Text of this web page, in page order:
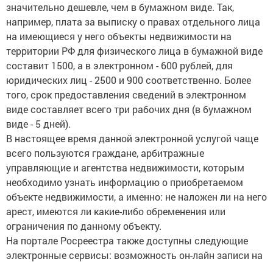
значительно дешевле, чем в бумажном виде. Так,
например, плата за выписку о правах отдельного лица
на имеющиеся у него объекты недвижимости на
территории РФ для физического лица в бумажной виде
составит 1500, а в электронном - 600 рублей, для
юридических лиц - 2500 и 900 соответственно. Более
того, срок предоставления сведений в электронном
виде составляет всего три рабочих дня (в бумажном
виде - 5 дней).
В настоящее время данной электронной услугой чаще
всего пользуются граждане, арбитражные
управляющие и агентства недвижимости, которым
необходимо узнать информацию о приобретаемом
объекте недвижимости, а именно: не наложен ли на него
арест, имеются ли какие-либо обременения или
ограничения по данному объекту.
На портале Росреестра также доступны следующие
электронные сервисы: возможность он-лайн записи на